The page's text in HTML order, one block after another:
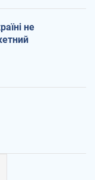
не